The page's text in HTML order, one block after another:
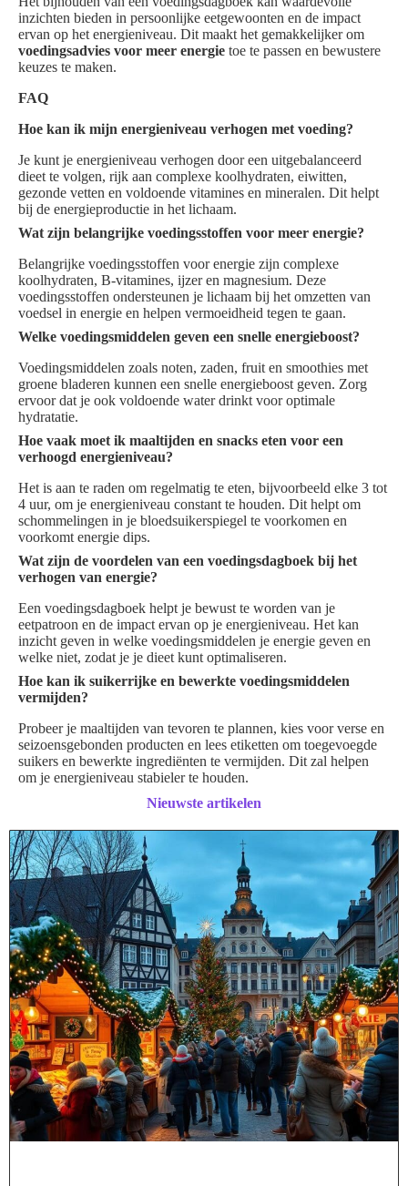
inzichten bieden in persoonlijke eetgewoonten en de impact
ervan op het energieniveau. Dit maakt het gemakkelijker om
voedingsadvies voor meer energie toe te passen en bewustere
keuzes te maken.
FAQ
Hoe kan ik mijn energieniveau verhogen met voeding?
Je kunt je energieniveau verhogen door een uitgebalanceerd
dieet te volgen, rijk aan complexe koolhydraten, eiwitten,
gezonde vetten en voldoende vitamines en mineralen. Dit helpt
bij de energieproductie in het lichaam.
Wat zijn belangrijke voedingsstoffen voor meer energie?
Belangrijke voedingsstoffen voor energie zijn complexe
koolhydraten, B-vitamines, ijzer en magnesium. Deze
voedingsstoffen ondersteunen je lichaam bij het omzetten van
voedsel in energie en helpen vermoeidheid tegen te gaan.
Welke voedingsmiddelen geven een snelle energieboost?
Voedingsmiddelen zoals noten, zaden, fruit en smoothies met
groene bladeren kunnen een snelle energieboost geven. Zorg
ervoor dat je ook voldoende water drinkt voor optimale
hydratatie.
Hoe vaak moet ik maaltijden en snacks eten voor een
verhoogd energieniveau?
Het is aan te raden om regelmatig te eten, bijvoorbeeld elke 3 tot
4 uur, om je energieniveau constant te houden. Dit helpt om
schommelingen in je bloedsuikerspiegel te voorkomen en
voorkomt energie dips.
Wat zijn de voordelen van een voedingsdagboek bij het
verhogen van energie?
Een voedingsdagboek helpt je bewust te worden van je
eetpatroon en de impact ervan op je energieniveau. Het kan
inzicht geven in welke voedingsmiddelen je energie geven en
welke niet, zodat je je dieet kunt optimaliseren.
Hoe kan ik suikerrijke en bewerkte voedingsmiddelen
vermijden?
Probeer je maaltijden van tevoren te plannen, kies voor verse en
seizoensgebonden producten en lees etiketten om toegevoegde
suikers en bewerkte ingrediënten te vermijden. Dit zal helpen
om je energieniveau stabieler te houden.
Nieuwste artikelen